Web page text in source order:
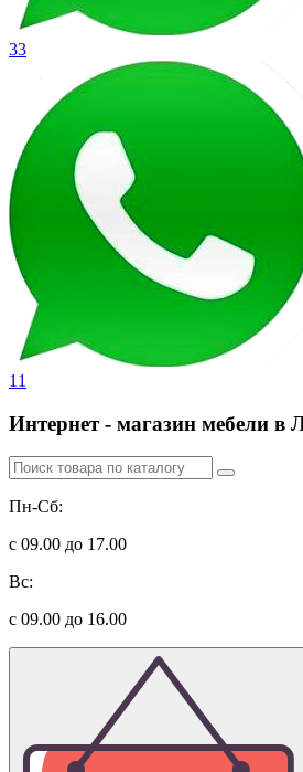
33
11
Интернет - магазин мебели в
Пн-Сб:
с 09.00 до 17.00
Вс:
с 09.00 до 16.00